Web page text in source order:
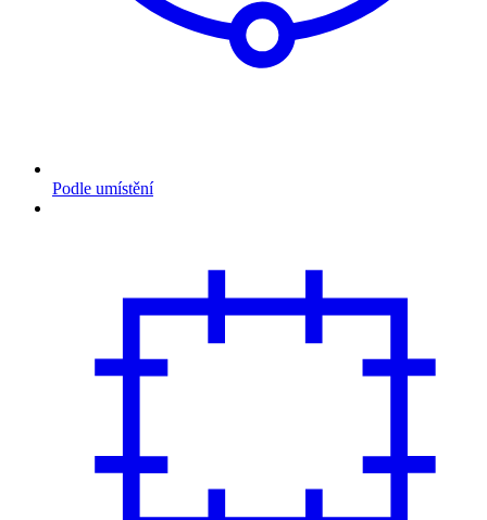
Podle umístění